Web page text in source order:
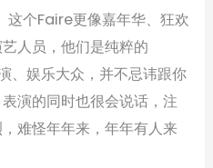
这个Faire更像嘉年华、狂欢
人员，他们是纯粹的
娱乐大众，并不忌讳跟你
演的同时也很会说话，注
难怪年年来，年年有人来